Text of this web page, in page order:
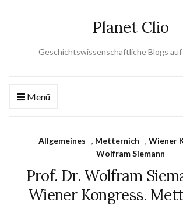
Planet Clio
Geschichtswissenschaftliche Blogs auf
Menü
Allgemeines , Metternich , Wiener
Wolfram Siemann
Prof. Dr. Wolfram
Wiener Kongress.